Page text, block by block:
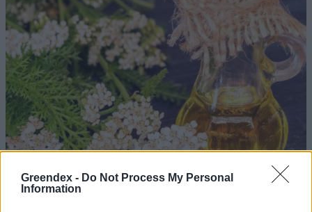
Greendex - Do Not Process My Personal
Information